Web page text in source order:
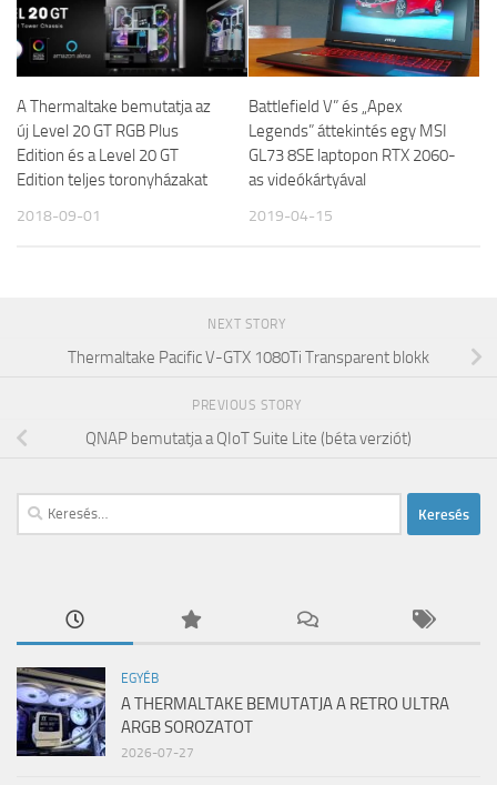
A Thermaltake bemutatja az
új Level 20 GT RGB Plus
Edition és a Level 20 GT
Edition teljes toronyházakat
2018-09-01
Battlefield V” és „Apex
Legends” áttekintés egy MSI
GL73 8SE laptopon RTX 2060-
as videókártyával
2019-04-15
NEXT STORY
Thermaltake Pacific V-GTX 1080Ti Transparent blokk
PREVIOUS STORY
QNAP bemutatja a QIoT Suite Lite (béta verziót)
Keresés:
EGYÉB
A THERMALTAKE BEMUTATJA A RETRO ULTRA
ARGB SOROZATOT
2026-07-27